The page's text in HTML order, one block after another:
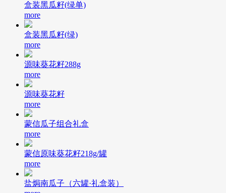
盒装黑瓜籽(绿单)
more
盒装黑瓜籽(绿)
more
源味葵花籽288g
more
源味葵花籽
more
蒙信瓜子组合礼盒
more
蒙信原味葵花籽218g/罐
more
盐焗南瓜子（六罐·礼盒装）